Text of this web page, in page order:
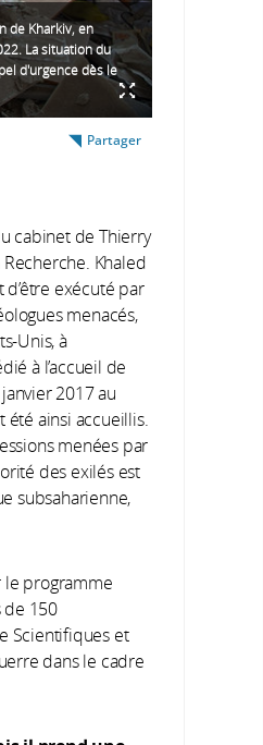
de Kharkiv, en
La situation du
d'urgence dès le
Partager
cabinet de Thierry
Khaled
d’être exécuté par
menacés,
Unis, à
à l’accueil de
2017 au
ainsi accueillis.
menées par
des exilés est
subsaharienne,
le programme
de 150
Scientifiques et
dans le cadre